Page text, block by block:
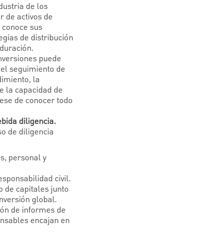
de los
de activos de
sus
de distribución
puede
seguimiento de
la
la capacidad de
de conocer todo
diligencia.
de diligencia
personal y
civil.
de capitales junto
global.
de informes de
encajan en